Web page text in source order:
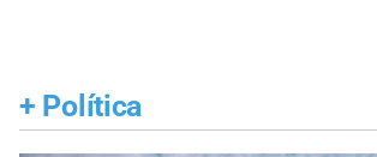
+ Política